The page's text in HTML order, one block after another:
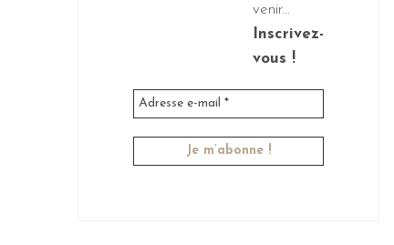
venir...
Inscrivez-
vous !